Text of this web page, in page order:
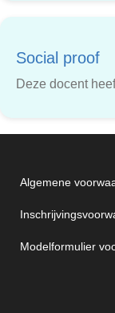
Social proof
Deze docent
Algemene
Modelformulier